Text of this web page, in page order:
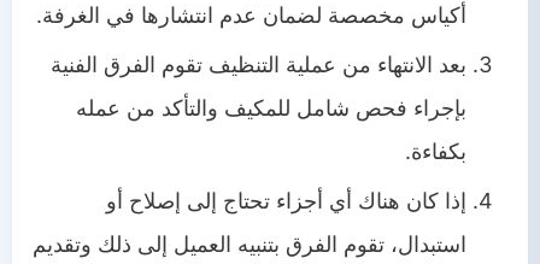
أكياس مخصصة لضمان عدم انتشارها في الغرفة.
بعد الانتهاء من عملية التنظيف تقوم الفرق الفنية
بإجراء فحص شامل للمكيف والتأكد من عمله
بكفاءة.
إذا كان هناك أي أجزاء تحتاج إلى إصلاح أو
استبدال، تقوم الفرق بتنبيه العميل إلى ذلك وتقديم